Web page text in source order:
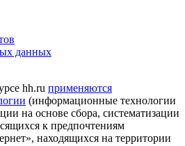
данных
hh.ru применяются
(информационные технологии
на основе сбора, систематизации
к предпочтениям
находящихся на территории